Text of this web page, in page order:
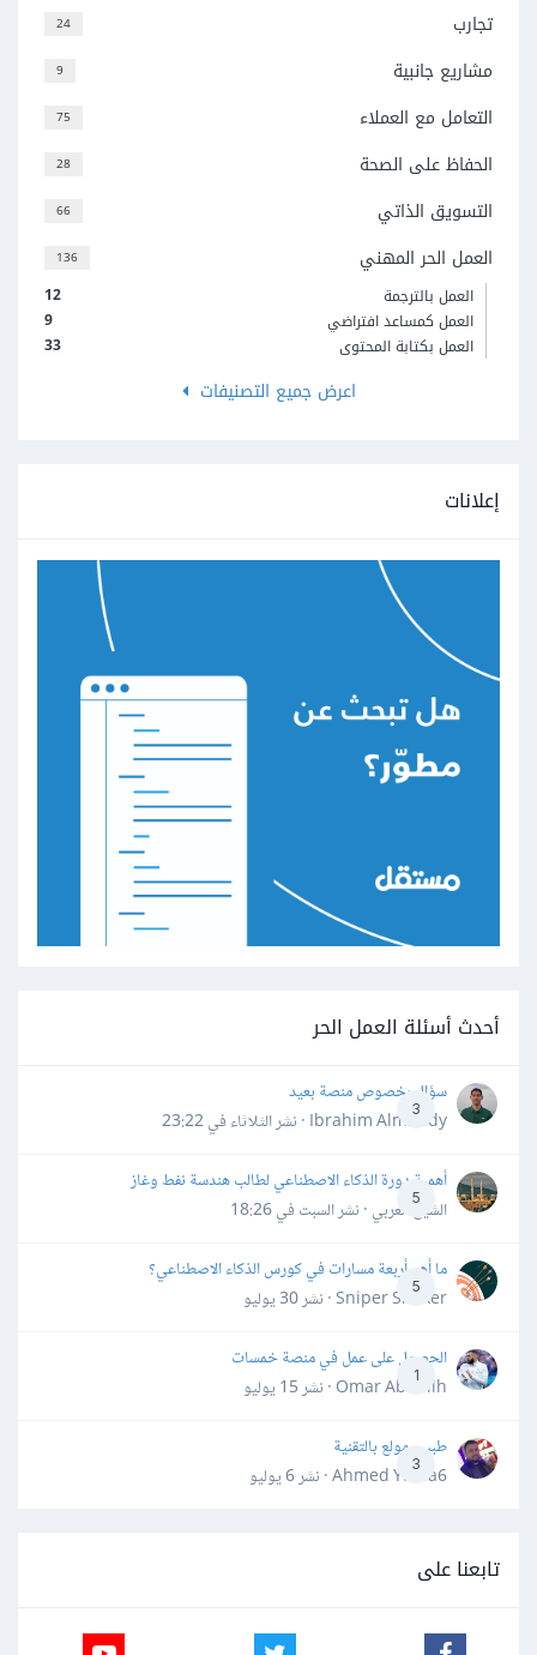
24 تجارب
9 مشاريع جانبية
75 التعامل مع العملاء
28 الحفاظ على الصحة
66 التسويق الذاتي
136 العمل الحر المهني
12
العمل بالترجمة
9
العمل كمساعد افتراضي
33
العمل بكتابة المحتوى
اعرض جميع التصنيفات
إعلانات
أحدث أسئلة العمل الحر
3
سؤال بخصوص منصة بعيد
Ibrahim Almahdy · نشر
الثلاثاء في 23:22
5
أهمية دورة الذكاء الاصطناعي لطالب هندسة نفط وغاز
الشيخ العربي · نشرالسبت في 18:26
5
ما أهم أربعة مسارات في كورس الذكاء الاصطناعي؟
Sniper Shaker · نشر
30 يوليو
1
الحصول على عمل في منصة خمسات
Omar Abdallh · نشر
15 يوليو
3
طبيب مولع بالتقنية
Ahmed Yahia6 · نشر
6 يوليو
تابعنا على